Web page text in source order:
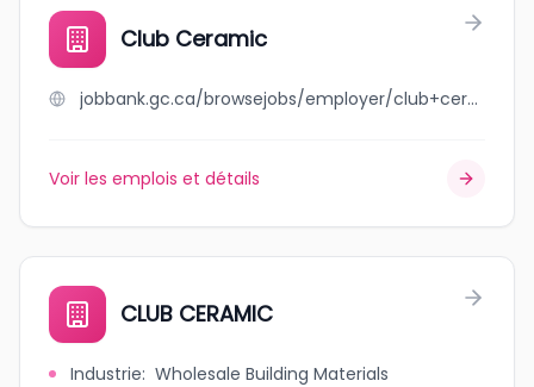
Club Ceramic
jobbank.gc.ca/browsejobs/employer/club+ceramic/ca
Voir les emplois et détails
CLUB CERAMIC
Industrie: Wholesale Building Materials